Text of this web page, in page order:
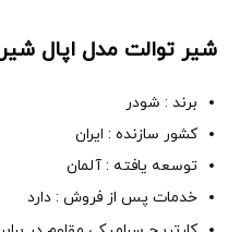
شیر توالت مدل اپال
برند : شودر
کشور سازنده : ایران
توسعه یافته : آلمان
خدمات پس از فروش : دارد